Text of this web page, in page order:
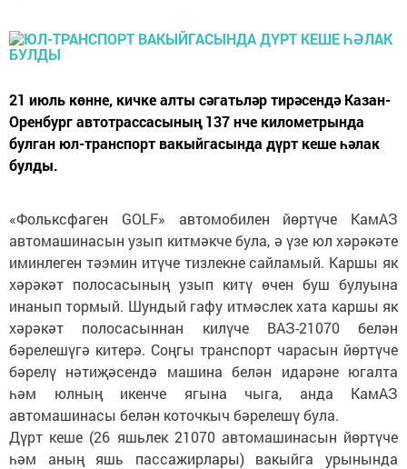
21 июль көнне, кичке алты сәгатьләр тирәсендә Казан-
Оренбург автотрассасының 137 нче километрында
булган юл-транспорт вакыйгасында дүрт кеше һәлак
булды.
«Фольксфаген GOLF» автомобилен йөртүче КамАЗ
автомашинасын узып китмәкче була, ә үзе юл хәрәкәте
иминлеген тәэмин итүче тизлекне сайламый. Каршы як
хәрәкәт полосасының узып китү өчен буш булуына
инанып тормый. Шундый гафу итмәслек хата каршы як
хәрәкәт полосасыннан килүче ВАЗ-21070 белән
бәрелешүгә китерә. Соңгы транспорт чарасын йөртүче
бәрелү нәтиҗәсендә машина белән идарәне югалта
һәм юлның икенче ягына чыга, анда КамАЗ
автомашинасы белән коточкыч бәрелешү була.
Дүрт кеше (26 яшьлек 21070 автомашинасын йөртүче
һәм аның яшь пассажирлары) вакыйга урынында